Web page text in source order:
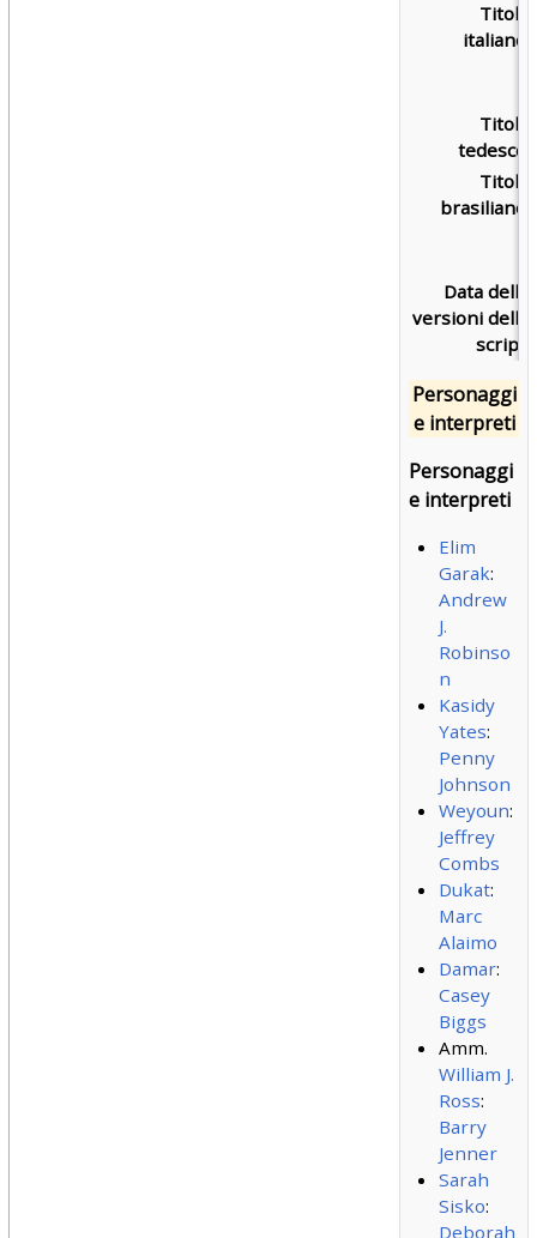
Titolo
italiano:
Titolo
tedesco:
Titolo
brasiliano:
Data delle
versioni dello
script:
Personaggi
e interpreti
Personaggi
e interpreti
Elim
Garak:
Andrew
J.
Robinso
n
Kasidy
Yates:
Penny
Johnson
Weyoun:
Jeffrey
Combs
Dukat:
Marc
Alaimo
Damar:
Casey
Biggs
Amm.
William J.
Ross:
Barry
Jenner
Sarah
Sisko:
Deborah